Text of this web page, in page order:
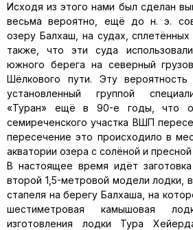
Исходя из этого нами был сделан
весьма вероятно, ещё до н. э.
озеру Балхаш, на судах,
также, что эти суда
южного берега на северный
Шёлкового пути. Эту вероятность
установленный группой
«Туран» ещё в 90-е годы, что
семиреченского участка ВШП
пересечение это происходило в
акватории озера с солёной и
В настоящее время идёт
второй 1,5-метровой модели лодки,
стапеля на бе­регу Балхаша, на
шестиметровая ка­мышовая
изготовления лодки Тура